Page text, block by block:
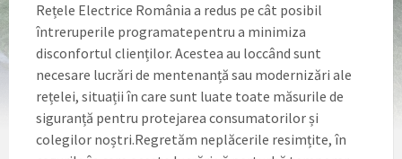
Rețele Electrice România a redus pe cât posibil
întreruperile programatepentru a minimiza
disconfortul clienților. Acestea au loccând sunt
necesare lucrări de mentenanță sau modernizări ale
rețelei, situații în care sunt luate toate măsurile de
siguranță pentru protejarea consumatorilor și
colegilor noștri.Regretăm neplăcerile resimțite, în